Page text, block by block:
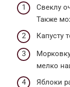
Свеклу
Также
Капусту
мелко
Яблоки